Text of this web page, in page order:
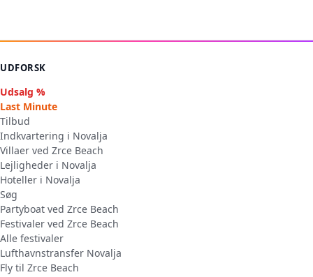
UDFORSK
Udsalg %
Last Minute
Tilbud
Indkvartering i Novalja
Villaer ved Zrce Beach
Lejligheder i Novalja
Hoteller i Novalja
Søg
Partyboat ved Zrce Beach
Festivaler ved Zrce Beach
Alle festivaler
Lufthavnstransfer Novalja
Fly til Zrce Beach